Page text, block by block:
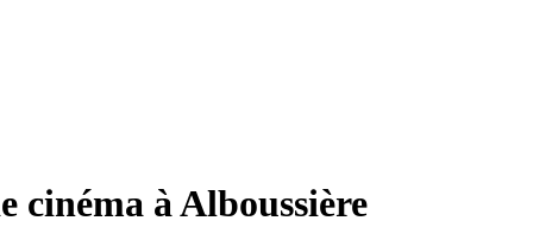
cinéma à Alboussière